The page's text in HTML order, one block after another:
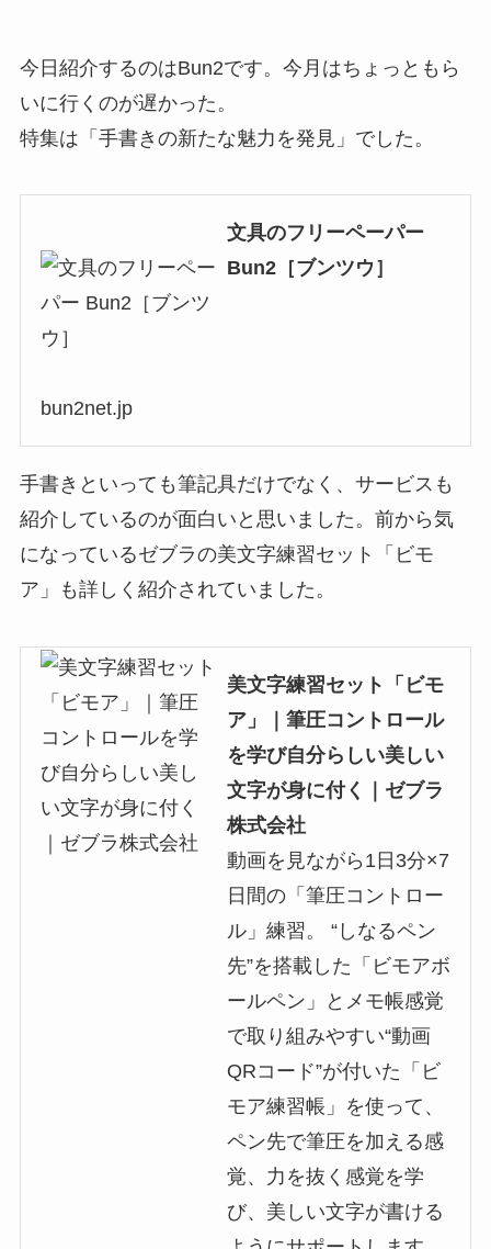
今日紹介するのはBun2です。今月はちょっともら
いに行くのが遅かった。
特集は「手書きの新たな魅力を発見」でした。
文具のフリーペーパー
Bun2［ブンツウ］
bun2net.jp
手書きといっても筆記具だけでなく、サービスも
紹介しているのが面白いと思いました。前から気
になっているゼブラの美文字練習セット「ビモ
ア」も詳しく紹介されていました。
美文字練習セット「ビモ
ア」｜筆圧コントロール
を学び自分らしい美しい
文字が身に付く｜ゼブラ
株式会社
動画を見ながら1日3分×7
日間の「筆圧コントロー
ル」練習。 “しなるペン
先”を搭載した「ビモアボ
ールペン」とメモ帳感覚
で取り組みやすい“動画
QRコード”が付いた「ビ
モア練習帳」を使って、
ペン先で筆圧を加える感
覚、力を抜く感覚を学
び、美しい文字が書ける